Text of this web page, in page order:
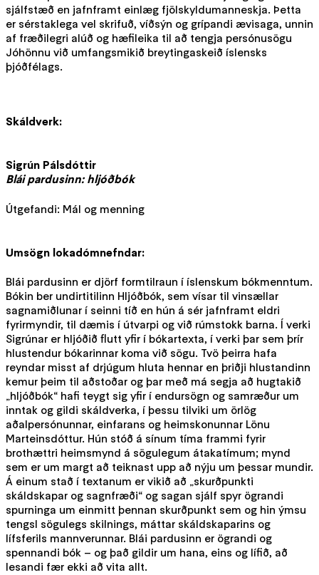
sjálfstæð en jafnframt einlæg fjölskyldumanneskja. Þetta
er sérstaklega vel skrifuð, víðsýn og grípandi ævisaga, unnin
af fræðilegri alúð og hæfileika til að tengja persónusögu
Jóhönnu við umfangsmikið breytingaskeið íslensks
þjóðfélags.
Skáldverk:
Sigrún Pálsdóttir
Blái pardusinn: hljóðbók
Útgefandi: Mál og menning
Umsögn lokadómnefndar:
Blái pardusinn er djörf formtilraun í íslenskum bókmenntum.
Bókin ber undirtitilinn Hljóðbók, sem vísar til vinsællar
sagnamiðlunar í seinni tíð en hún á sér jafnframt eldri
fyrirmyndir, til dæmis í útvarpi og við rúmstokk barna. Í verki
Sigrúnar er hljóðið flutt yfir í bókartexta, í verki þar sem þrír
hlustendur bókarinnar koma við sögu. Tvö þeirra hafa
reyndar misst af drjúgum hluta hennar en þriðji hlustandinn
kemur þeim til aðstoðar og þar með má segja að hugtakið
„hljóðbók“ hafi teygt sig yfir í endursögn og samræður um
inntak og gildi skáldverka, í þessu tilviki um örlög
aðalpersónunnar, einfarans og heimskonunnar Lönu
Marteinsdóttur. Hún stóð á sínum tíma frammi fyrir
brothættri heimsmynd á sögulegum átakatímum; mynd
sem er um margt að teiknast upp að nýju um þessar mundir.
Á einum stað í textanum er vikið að „skurðpunkti
skáldskapar og sagnfræði“ og sagan sjálf spyr ögrandi
spurninga um einmitt þennan skurðpunkt sem og hin ýmsu
tengsl sögulegs skilnings, máttar skáldskaparins og
lífsferils mannverunnar. Blái pardusinn er ögrandi og
spennandi bók – og það gildir um hana, eins og lífið, að
lesandi fær ekki að vita allt.